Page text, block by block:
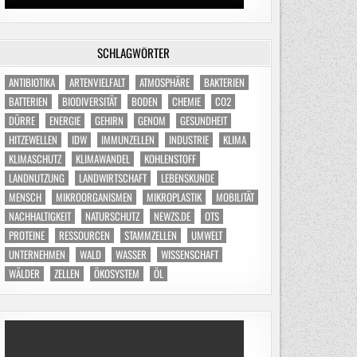
SCHLAGWÖRTER
ANTIBIOTIKA ARTENVIELFALT ATMOSPHÄRE
BAKTERIEN
BATTERIEN
BIODIVERSITÄT BODEN CHEMIE
CO2
DÜRRE
ENERGIE GEHIRN GENOM
GESUNDHEIT
HITZEWELLEN
IDW IMMUNZELLEN INDUSTRIE
KLIMA
KLIMASCHUTZ
KLIMAWANDEL
KOHLENSTOFF
LANDNUTZUNG
LANDWIRTSCHAFT
LEBENSKUNDE
MENSCH
MIKROORGANISMEN MIKROPLASTIK
MOBILITÄT
NACHHALTIGKEIT
NATURSCHUTZ NEWZS.DE
OTS
PROTEINE
RESSOURCEN STAMMZELLEN
UMWELT
UNTERNEHMEN
WALD WASSER
WISSENSCHAFT
WÄLDER
ZELLEN ÖKOSYSTEM ÖL